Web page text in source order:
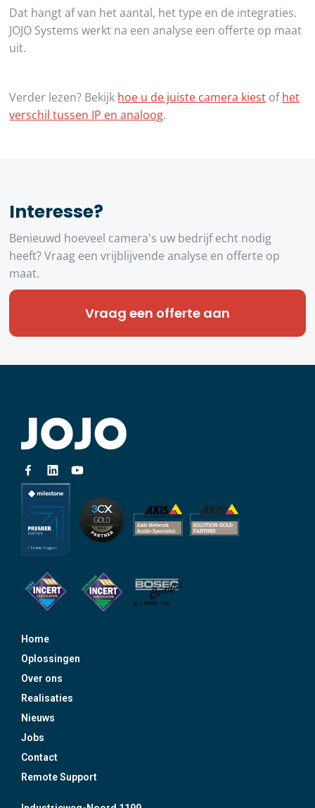
Dat hangt af van het aantal, het type en de integraties.
JOJO Systems werkt na een analyse een offerte op maat
uit.
Verder lezen? Bekijk hoe u de juiste camera kiest ofhet
verschil tussen IP en analoog.
Interesse?
Benieuwd hoeveel camera's uw bedrijf echt nodig
heeft? Vraag een vrijblijvende analyse en offerte op
maat.
Vraag een offerte aan
Home
Oplossingen
Over ons
Realisaties
Nieuws
Jobs
Contact
Remote Support